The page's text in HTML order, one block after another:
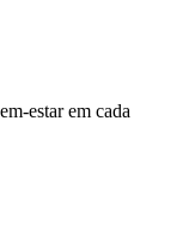
estar em cada